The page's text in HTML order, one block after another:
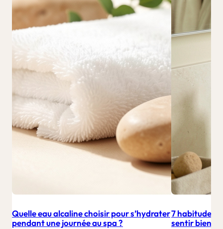
Quelle eau alcaline choisir pour s’hydrater
pendant une journée au spa ?
7 habitudes
sentir bien